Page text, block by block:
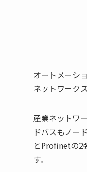
オートメーシ
ネットワーク
産業ネットワ
ドバスもノー
とProfinetの2
す。